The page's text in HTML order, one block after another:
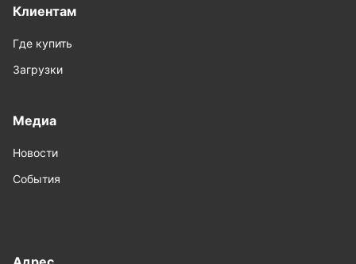
Клиентам
Где купить
Загрузки
Медиа
Новости
События